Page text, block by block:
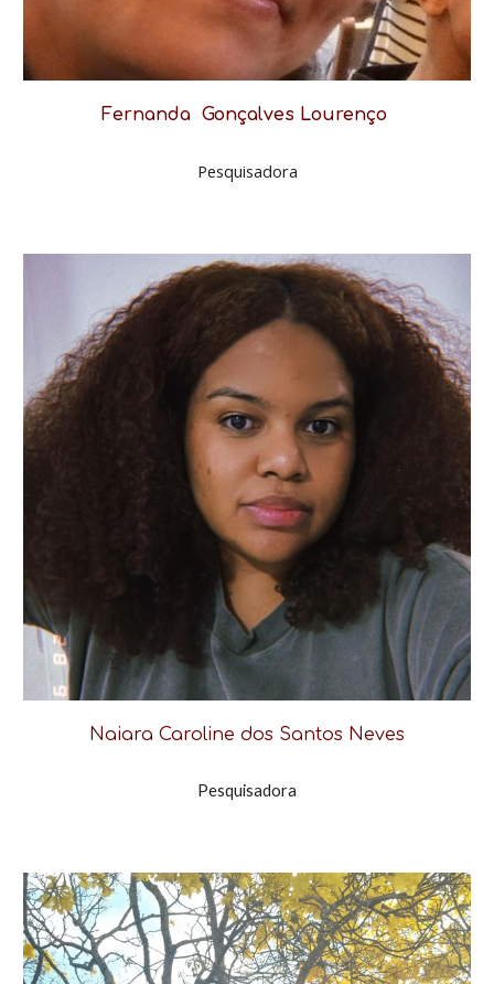
Fernanda Gonçalves Lourenço
Pesquisadora
Naiara Caroline dos Santos Neves
Pesquisadora